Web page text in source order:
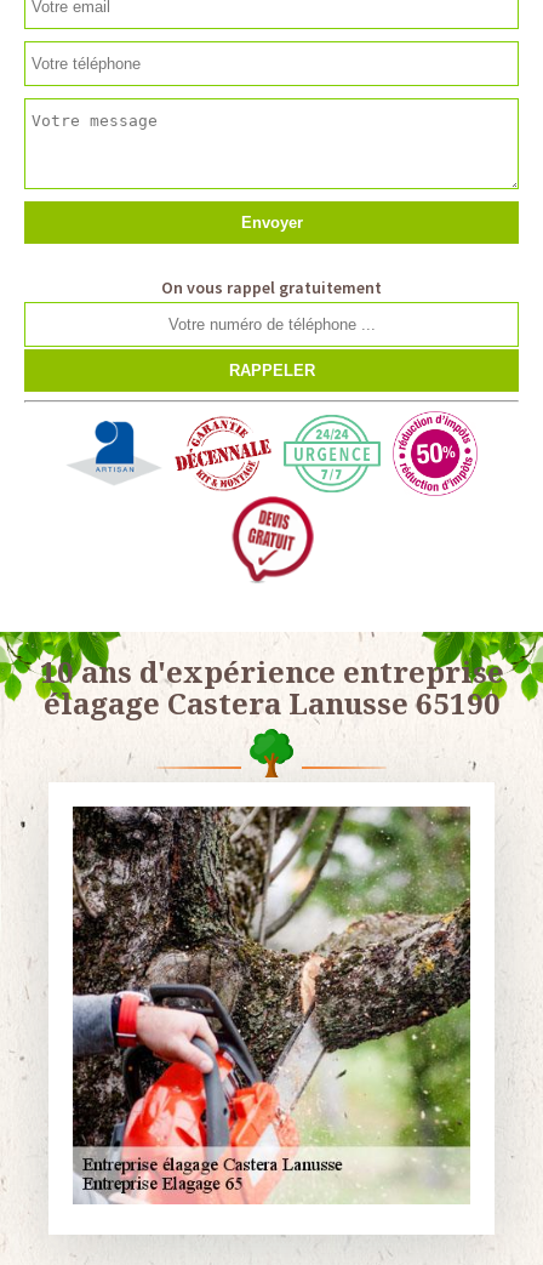
On vous rappel gratuitement
10 ans d'expérience entreprise
élagage Castera Lanusse 65190